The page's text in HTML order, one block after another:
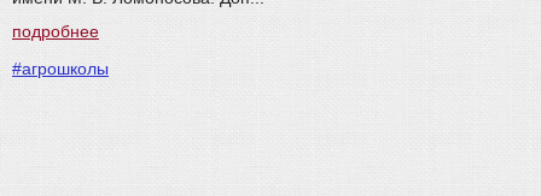
подробнее
#агрошколы